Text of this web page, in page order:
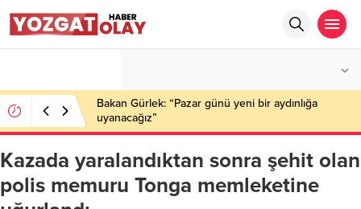
Bakan Gürlek: “Pazar günü yeni bir aydınlığa
uyanacağız”
Kazada yaralandıktan sonra şehit olan
polis memuru Tonga memleketine